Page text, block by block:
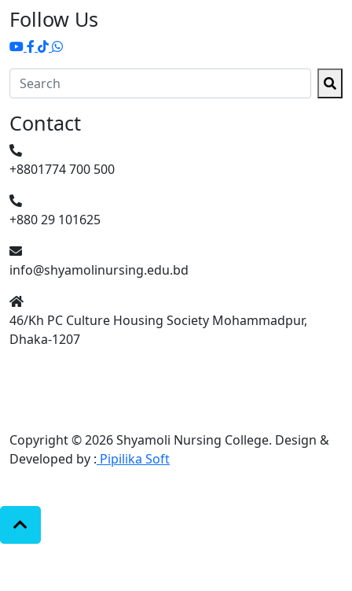
Follow Us
Contact
+8801774 700 500
+880 29 101625
info@shyamolinursing.edu.bd
46/Kh PC Culture Housing Society Mohammadpur,
Dhaka-1207
Copyright © 2026 Shyamoli Nursing College. Design &
Developed by : Pipilika Soft